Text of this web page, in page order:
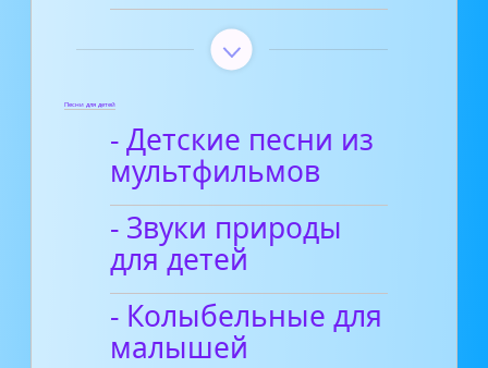
Песни для детей
- Детские песни из
мультфильмов
- Звуки природы
для детей
- Колыбельные для
малышей